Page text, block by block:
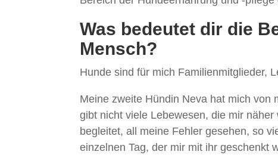
Was bedeutet dir die
Mensch?
Hunde sind für mich Familienmitglieder,
Meine zweite Hündin Neva hat mich von
gibt nicht viele Lebewesen, die mir
begleitet, all meine Fehler gesehen, so
einzelnen Tag, der mir mit ihr geschenkt